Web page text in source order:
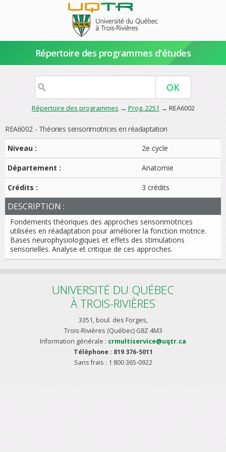
Répertoire des programmes d'études
Répertoire des programmes → Prog. 2251 → REA6002
REA6002 - Théories sensorimotrices en réadaptation
Niveau :
2e cycle
Département : Anatomie
Crédits : 3 crédits
DESCRIPTION :
Fondements théoriques des approches sensorimotrices
utilisées en réadaptation pour améliorer la fonction motrice.
Bases neurophysiologiques et effets des stimulations
sensorielles. Analyse et critique de ces approches.
UNIVERSITÉ DU QUÉBEC
À TROIS-RIVIÈRES
3351, boul. des Forges,
Trois-Rivières (Québec) G8Z 4M3
Information générale : crmultiservice@uqtr.ca
Téléphone : 819 376-5011
Sans frais : 1 800 365-0922